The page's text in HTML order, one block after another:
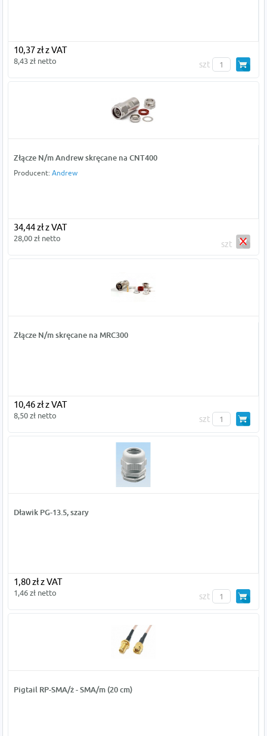
10,37 zł z VAT
8,43 zł netto szt
Złącze N/m Andrew skręcane na CNT400
Producent: Andrew
34,44 zł z VAT
28,00 zł netto
szt
Złącze N/m skręcane na MRC300
10,46 zł z VAT
8,50 zł netto szt
Dławik PG-13.5, szary
1,80 zł z VAT
1,46 zł netto szt
Pigtail RP-SMA/ż - SMA/m (20 cm)